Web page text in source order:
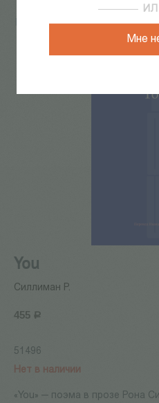
Мне
Главная / КАТАЛОГ КНИГ /
You
Силлиман Р.
455 Р
51496
Нет в наличии
«You» — поэма в прозе Рона